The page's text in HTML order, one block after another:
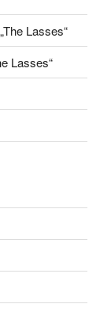
Lasses“
Lasses“